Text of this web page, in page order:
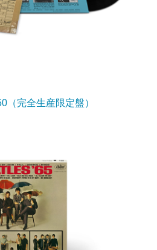
（完全生産限定盤）